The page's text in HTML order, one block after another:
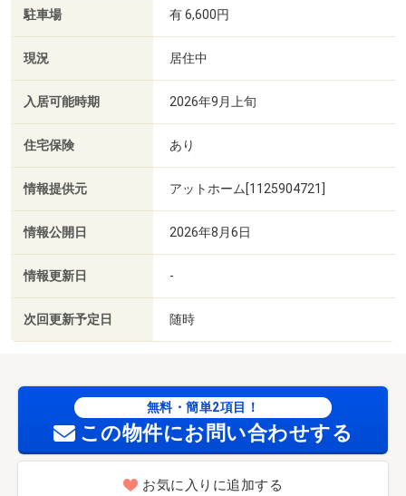
駐車場 有 6,600円
現況 居住中
入居可能時期 2026年9月上旬
住宅保険 あり
情報提供元 アットホーム[1125904721]
情報公開日 2026年8月6日
情報更新日 -
次回更新予定日 随時
無料・簡単2項目！
この物件にお問い合わせする
お気に入りに追加する